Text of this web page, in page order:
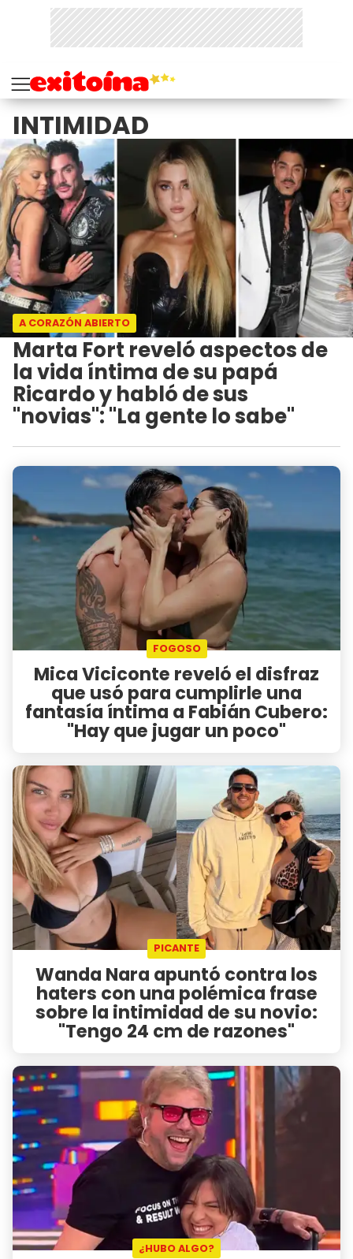
INTIMIDAD
A CORAZÓN ABIERTO
Marta Fort reveló aspectos de
la vida íntima de su papá
Ricardo y habló de sus
"novias": "La gente lo sabe"
FOGOSO
Mica Viciconte reveló el disfraz
que usó para cumplirle una
fantasía íntima a Fabián Cubero:
"Hay que jugar un poco"
PICANTE
Wanda Nara apuntó contra los
haters con una polémica frase
sobre la intimidad de su novio:
"Tengo 24 cm de razones"
¿HUBO ALGO?